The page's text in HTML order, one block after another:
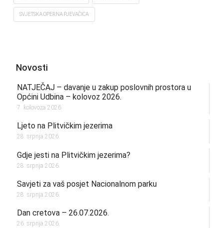
SVJETSKA OPERNA PJEVAČICA
Novosti
NATJEČAJ – davanje u zakup poslovnih prostora u
Općini Udbina – kolovoz 2026.
7. kolovoza 2026.
Ljeto na Plitvičkim jezerima
28. srpnja 2026.
Gdje jesti na Plitvičkim jezerima?
28. srpnja 2026.
Savjeti za vaš posjet Nacionalnom parku
28. srpnja 2026.
Dan cretova – 26.07.2026.
26. srpnja 2026.